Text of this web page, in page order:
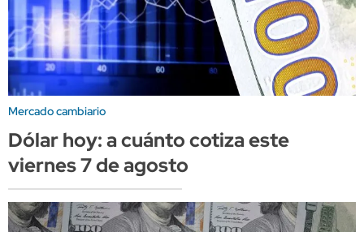
Mercado cambiario
Dólar hoy: a cuánto cotiza este
viernes 7 de agosto